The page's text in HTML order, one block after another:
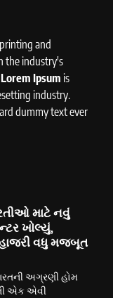
and
the industry's
Lorem Ipsum is
industry.
dummy text ever
માટે નવું
ખોલ્યું,
હાજરી વધુ મજબૂત
અગ્રણી હોમ
એક એવી